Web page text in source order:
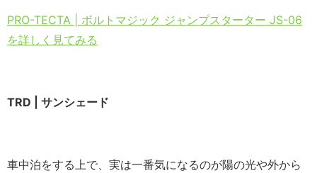
PRO-TECTA | ボルトマジック ジャンプスターター JS-06
を詳しく見てみる
TRD | サンシェード
車中泊をする上で、実は一番気になるのが陽の光や外から